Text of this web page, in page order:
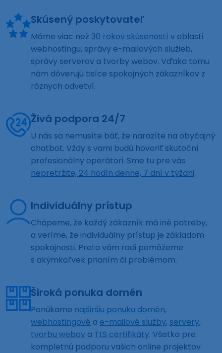
Skúsený poskytovateľ
Máme viac než 30 rokov skúseností v oblasti
webhostingu, správy e-mailových služieb,
správy serverov a tvorby webov. Vďaka tomu
nám dôverujú tisíce spokojných zákazníkov z
rôznych odvetví.
Živá podpora 24/7
U nás sa nemusíte báť, že narazíte na obyčajný
chatbot. Vždy s vami budú hovoriť skutoční
profesionálny operátori. Sme tu pre vás
nepretržite, 24 hodín denne, 7 dní v týždni.
Individuálny prístup
Chápeme, že každý zákazník má iné potreby,
a veríme, že individuálny prístup je základom
spokojnosti. Preto vám radi pomôžeme
s akýmkoľvek prianím či problémom.
Široká ponuka domén
Ponúkame najširšiu ponuku domén,
webhostingové a e-mailové služby, servery,
tvorbu webov a TLS certifikáty. Všetko pre
kompletnú podporu vašich online projektov